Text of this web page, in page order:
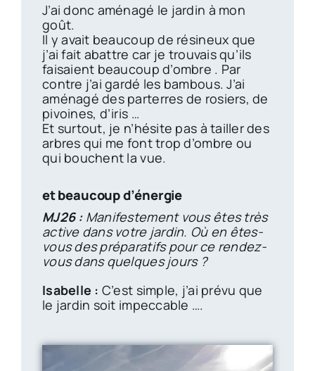
J’ai donc aménagé le jardin à mon
goût.
Il y avait beaucoup de résineux que
j’ai fait abattre car je trouvais qu’ils
faisaient beaucoup d’ombre . Par
contre j’ai gardé les bambous. J’ai
aménagé des parterres de rosiers, de
pivoines, d’iris …
Et surtout, je n’hésite pas à tailler des
arbres qui me font trop d’ombre ou
qui bouchent la vue.
et beaucoup d’énergie
MJ26 :Manifestement vous êtes très
active dans votre jardin. Où en êtes-
vous des préparatifs pour ce rendez-
vous dans quelques jours ?
Isabelle : C’est simple, j’ai prévu que
le jardin soit impeccable ….